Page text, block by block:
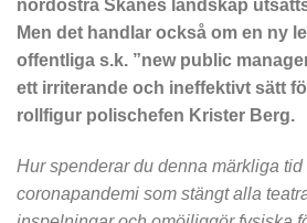
nordöstra Skånes landskap
Men det handlar också om en ny
offentliga s.k. ”new public
ett irriterande och ineffektivt sätt
rollfigur polischefen Krister Berg.
Hur spenderar du denna märkliga tid
coronapandemi som stängt alla